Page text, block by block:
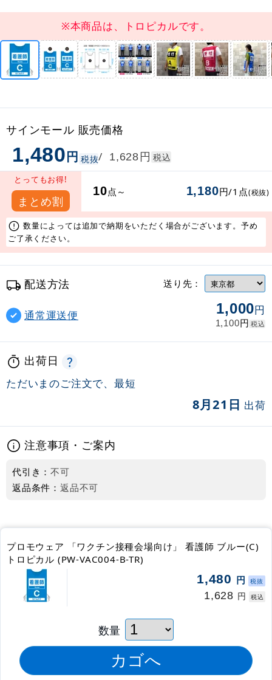
※本商品は、トロピカルです。
サインモール 販売価格
1,480円 税抜/ 1,628円 税込
とってもお得!
まとめ割
10点～ 1,180円/1点(税抜)
数量によっては追加で納期をいただく場合がございます。予め
ご了承ください。
配送方法 送り先：
通常運送便 1,000円
1,100円 税込
出荷日
ただいまのご注文で、最短
8月21日 出荷
注意事項・ご案内
代引き：不可
返品条件： 返品不可
プロモウェア 「ワクチン接種会場向け」 看護師 ブルー(C)
トロピカル (PW-VAC004-B-TR)
1,480 円 税抜
1,628 円 税込
数量